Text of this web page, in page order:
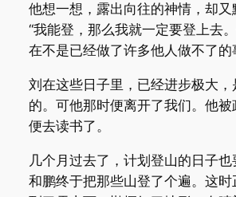
他想一想，露出向往的神情，却又
“我能登，那么我就一定要登上去
在不是已经做了许多他人做不了的
刘在这些日子里，已经进步极大，
的。可他那时便离开了我们。他被
便去读书了。
几个月过去了，计划登山的日子
和鹏终于把那些山登了个遍。这